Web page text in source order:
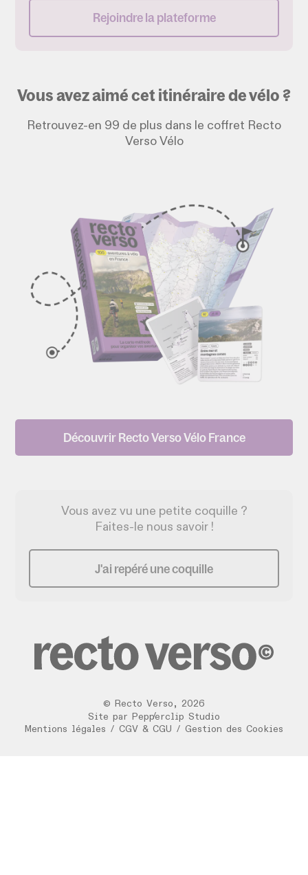
Rejoindre la plateforme
Vous avez aimé cet itinéraire de vélo ?
Retrouvez-en 99 de plus dans le coffret Recto
Verso Vélo
Découvrir Recto Verso Vélo France
Vous avez vu une petite coquille ?
Faites-le nous savoir !
J'ai repéré une coquille
© Recto Verso , 2026
/
Site par
Pepperclip Studio
Mentions légales / CGV & CGU / Gestion des Cookies